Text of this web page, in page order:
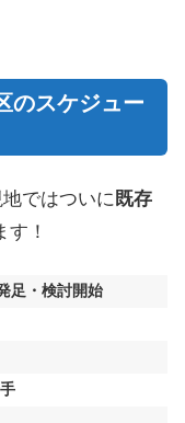
のスケジュー
ではついに 既存
す！
足・検討開始